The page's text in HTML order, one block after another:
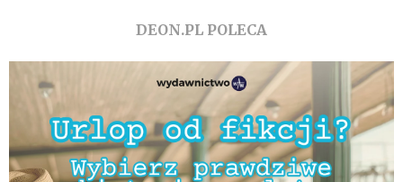
DEON.PL POLECA